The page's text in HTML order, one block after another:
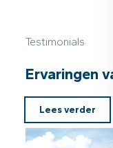
Testimonials
Ervaringen
Lees verder